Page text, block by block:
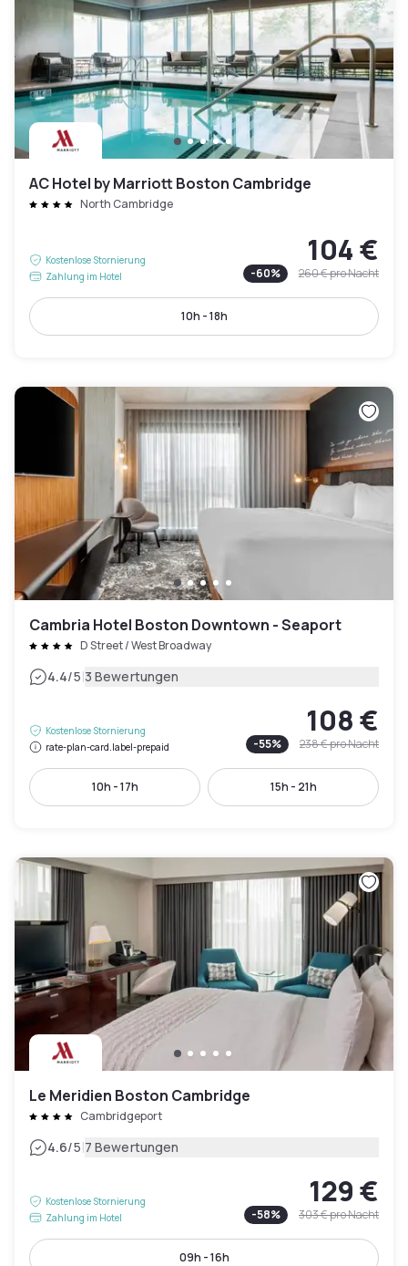
AC Hotel by Marriott Boston Cambridge
North Cambridge
Kostenlose Stornierung
Zahlung im Hotel
104 €
-60% 260 €pro Nacht
10h - 18h
Cambria Hotel Boston Downtown - Seaport
D Street / West Broadway
4.4/5|3 Bewertungen
Kostenlose Stornierung
rate-plan-card.label-prepaid
108 €
-55% 238 €pro Nacht
10h - 17h 15h - 21h
Le Meridien Boston Cambridge
Cambridgeport
4.6/5|7 Bewertungen
Kostenlose Stornierung
Zahlung im Hotel
129 €
-58% 303 €pro Nacht
09h - 16h